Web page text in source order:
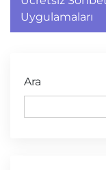
Uygulamaları
Ara